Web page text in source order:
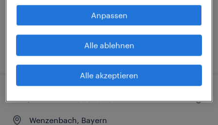
€21,18 - €21,19 pro Stunde
Industrie und Handwerk
9. August 2026
Wenzenbach, Bayern
Anpassen
Alle ablehnen
Alle akzeptieren